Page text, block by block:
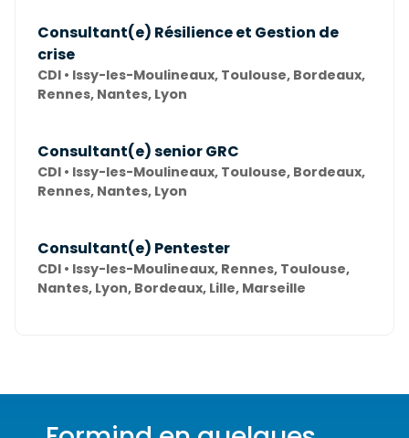
Consultant(e) Résilience et Gestion de
crise
CDI • Issy-les-Moulineaux, Toulouse, Bordeaux,
Rennes, Nantes, Lyon
Consultant(e) senior GRC
CDI • Issy-les-Moulineaux, Toulouse, Bordeaux,
Rennes, Nantes, Lyon
Consultant(e) Pentester
CDI • Issy-les-Moulineaux, Rennes, Toulouse,
Nantes, Lyon, Bordeaux, Lille, Marseille